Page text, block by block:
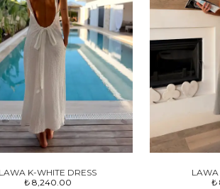
LAWA K-WHITE DRESS
₺ 8,240.00
LAWA
₺